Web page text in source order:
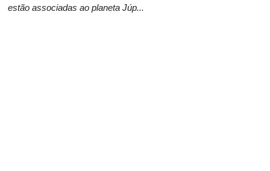
estão associadas ao planeta Júp...